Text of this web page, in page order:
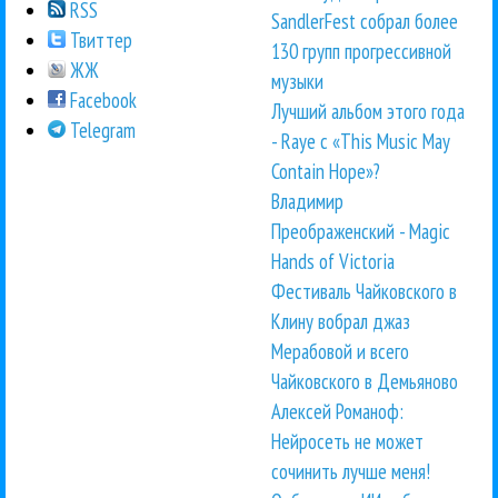
RSS
Твиттер
ЖЖ
Facebook
Telegram
SandlerFest собрал более
130 групп прогрессивной
музыки
Лучший альбом этого года
- Raye с «This Music May
Contain Hope»?
Владимир
Преображенский - Magic
Hands of Victoria
Фестиваль Чайковского в
Клину вобрал джаз
Мерабовой и всего
Чайковского в Демьяново
Алексей Романоф:
Нейросеть не может
сочинить лучше меня!